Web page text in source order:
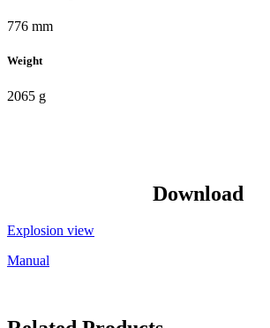
776 mm
Weight
2065 g
Download
Explosion view
Manual